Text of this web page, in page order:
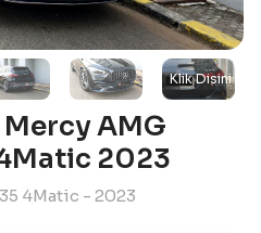
AMG
2023
4Matic - 2023